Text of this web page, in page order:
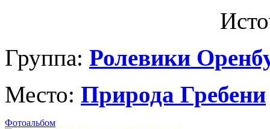
Группа: Ролевики
Место: Природа Гребени
Фотоальбом